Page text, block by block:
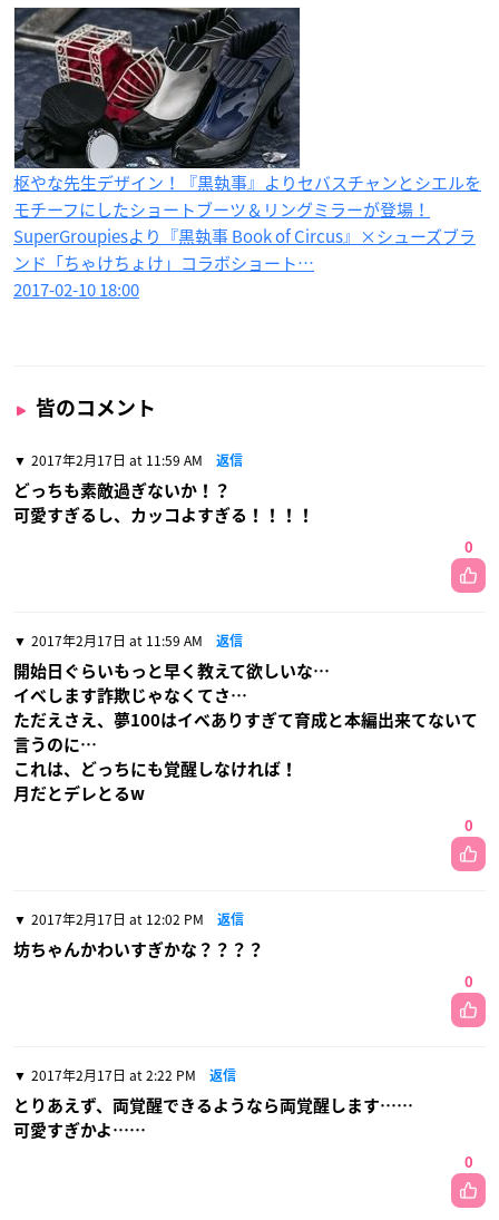
枢やな先生デザイン！『黒執事』よりセバスチャンとシエルを
モチーフにしたショートブーツ＆リングミラーが登場！
SuperGroupiesより『黒執事 Book of Circus』×シューズブラ
ンド「ちゃけちょけ」コラボショート…
2017-02-10 18:00
皆のコメント
2017年2月17日 at 11:59 AM 返信
どっちも素敵過ぎないか！？
可愛すぎるし、カッコよすぎる！！！！
0
2017年2月17日 at 11:59 AM 返信
開始日ぐらいもっと早く教えて欲しいな…
イベします詐欺じゃなくてさ…
ただえさえ、夢100はイベありすぎて育成と本編出来てないて
言うのに…
これは、どっちにも覚醒しなければ！
月だとデレとるw
0
2017年2月17日 at 12:02 PM 返信
坊ちゃんかわいすぎかな？？？？
0
2017年2月17日 at 2:22 PM 返信
とりあえず、両覚醒できるようなら両覚醒します……
可愛すぎかよ……
0